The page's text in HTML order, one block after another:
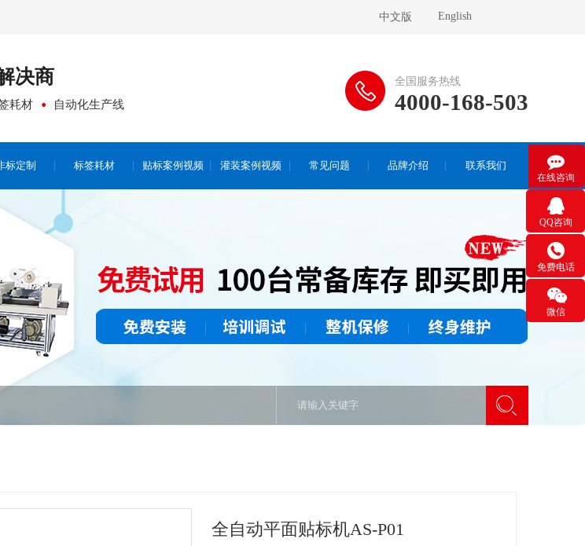
中文版 English
决商
耗材 自动化生产线
全国服务热线
4000-168-503
标定制 标签耗材 贴标案例视频 灌装案例视频 常见问题 品牌介绍 联系我们
全自动平面贴标机AS-P01

在线咨询

QQ咨询

免费电话

微信